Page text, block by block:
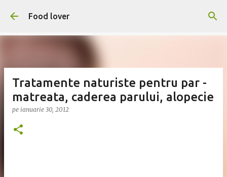
Treceți la conținutul principal
Food lover
Tratamente naturiste pentru par -
matreata, caderea parului, alopecie
pe ianuarie 30, 2012